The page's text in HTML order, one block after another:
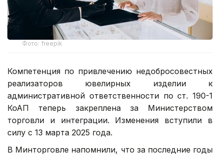
Фото: freepik
Компетенция по привлечению недобросовестных
реализаторов ювелирных изделии к
административной ответственности по ст. 190-1
КоАП теперь закреплена за Министерством
торговли и интеграции. Изменения вступили в
силу с 13 марта 2025 года.
В Минторговле напомнили, что за последние годы